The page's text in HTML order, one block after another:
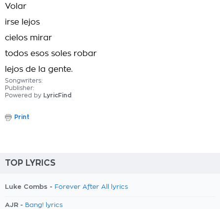
Volar
irse lejos
cielos mirar
todos esos soles robar
lejos de la gente.
Songwriters:
Publisher:
Powered by LyricFind
Print
TOP LYRICS
Luke Combs - Forever After All lyrics
AJR - Bang! lyrics